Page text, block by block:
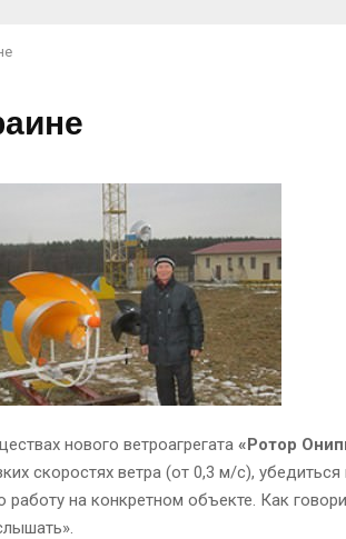
нового ветроагрегата «Ротор
скоростях ветра (от 0,3 м/с),
на конкретном объекте. Как